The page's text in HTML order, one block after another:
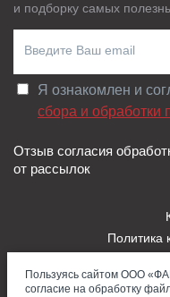
и подборку самых
Я ознакомлен и
сбора и обработки
Отзыв согласия
от рассылок
Политика
Правила
Пользуясь сайтом ООО
согласие на обработку